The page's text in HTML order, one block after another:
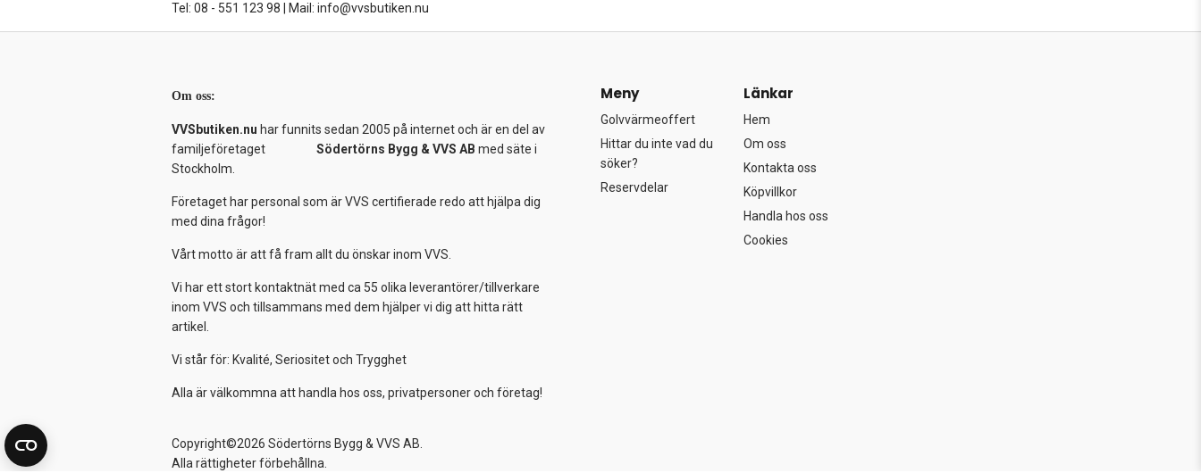
Tel: 08 - 551 123 98 Mail: info@vvsbutiken.nu
Om oss:
VVSbutiken.nu har funnits sedan 2005 på internet och är en del av
familjeföretaget Södertörns Bygg & VVS AB med säte i
Stockholm.
Företaget har personal som är VVS certifierade redo att hjälpa dig
med dina frågor!
Vårt motto är att få fram allt du önskar inom VVS.
Vi har ett stort kontaktnät med ca 55 olika leverantörer/tillverkare
inom VVS och tillsammans med dem hjälper vi dig att hitta rätt
artikel.
Vi står för: Kvalité, Seriositet och Trygghet
Alla är välkommna att handla hos oss, privatpersoner och företag!
Meny
Golvvärmeoffert
Hittar du inte vad du
söker?
Reservdelar
Länkar
Hem
Om oss
Kontakta oss
Köpvillkor
Handla hos oss
Cookies
Copyright©2026 Södertörns Bygg & VVS AB.
Alla rättigheter förbehållna.